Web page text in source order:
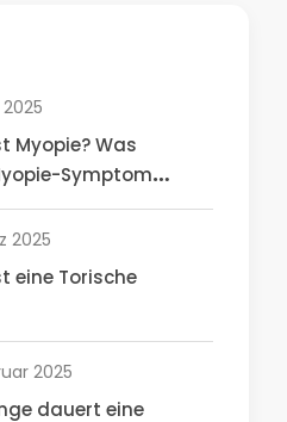
2025
Myopie? Was
Symptome,
2025
eine Torische
2025
dauert eine